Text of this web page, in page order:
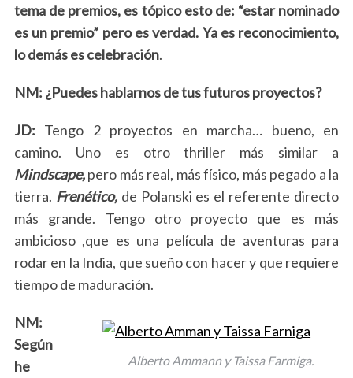
tema de premios, es tópico esto de: “estar nominado
es un premio” pero es verdad. Ya es reconocimiento,
lo demás es celebración.
NM: ¿Puedes hablarnos de tus futuros proyectos?
JD: Tengo 2 proyectos en marcha… bueno, en
camino. Uno es otro thriller más similar a
Mindscape,pero más real, más físico, más pegado a la
tierra. Frenético, de Polanski es el referente directo
más grande. Tengo otro proyecto que es más
ambicioso ,que es una película de aventuras para
rodar en la India, que sueño con hacer y que requiere
tiempo de maduración.
Alberto Ammann y Taissa Farmiga.
NM:
Según
he
a